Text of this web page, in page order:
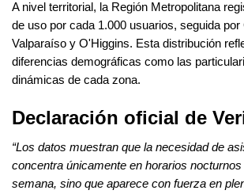
A nivel territorial, la Región Metropolitana
de uso por cada 1.000 usuarios, seguida por
Valparaíso y O'Higgins. Esta distribución
diferencias demográficas como las
dinámicas de cada zona.
Declaración oficial de
“Los datos muestran que la necesidad de
concentra únicamente en horarios
semana, sino que aparece con fuerza en